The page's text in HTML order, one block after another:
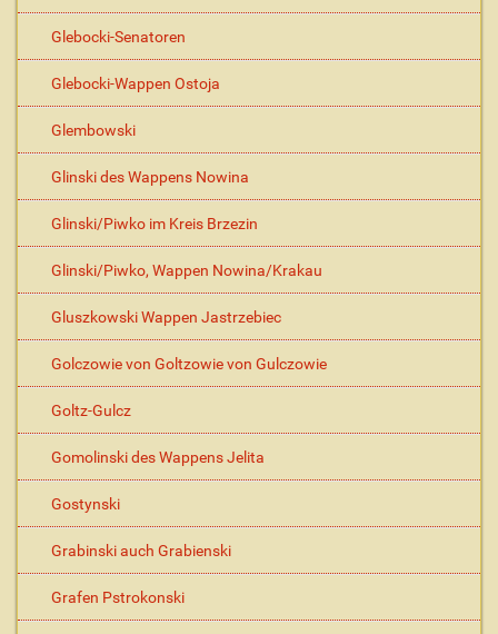
Glebocki-Senatoren
Glebocki-Wappen Ostoja
Glembowski
Glinski des Wappens Nowina
Glinski/Piwko im Kreis Brzezin
Glinski/Piwko, Wappen Nowina/Krakau
Gluszkowski Wappen Jastrzebiec
Golczowie von Goltzowie von Gulczowie
Goltz-Gulcz
Gomolinski des Wappens Jelita
Gostynski
Grabinski auch Grabienski
Grafen Pstrokonski